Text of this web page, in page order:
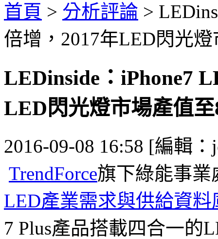
首頁 > 分析評論 >
倍增，2017年LED閃光
LEDinside：iPhone7
LED閃光燈市場產值
2016-09-08 16:58 [編輯：
TrendForce旗下綠能事業
LED產業需求與供給資料
7 Plus產品搭載四合一的